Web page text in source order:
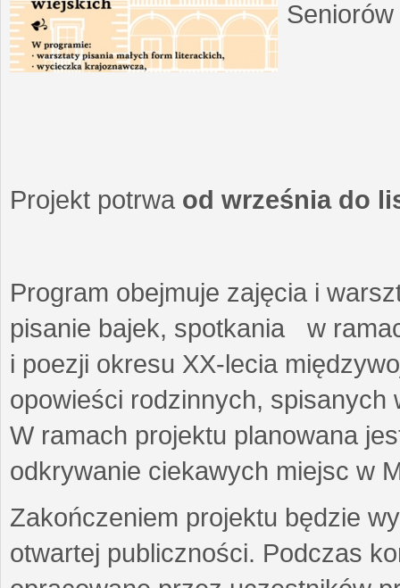
Projekt potrwa od września do
Program obejmuje zajęcia i
pisanie bajek, spotkania w
i poezji okresu XX-lecia
opowieści rodzinnych,
W ramach projektu planowana
odkrywanie ciekawych miejsc w
Zakończeniem projektu będzie
otwartej publiczności. Podczas